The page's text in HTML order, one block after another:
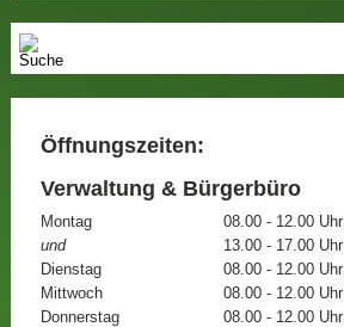
Öffnungszeiten:
Verwaltung & Bürgerbüro
Montag
08.00 - 12.00 Uhr
und
13.00 - 17.00 Uhr
Dienstag
08.00 - 12.00 Uhr
Mittwoch
08.00 - 12.00 Uhr
Donnerstag
08.00 - 12.00 Uhr